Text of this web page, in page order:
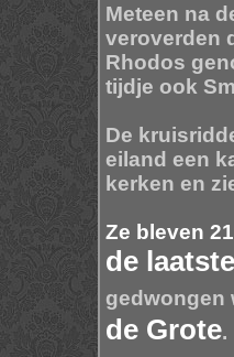
Meteen na
veroverden
Rhodos
tijdje ook
De
eiland een
kerken en
Ze bleven
de
gedwongen
de Grote.